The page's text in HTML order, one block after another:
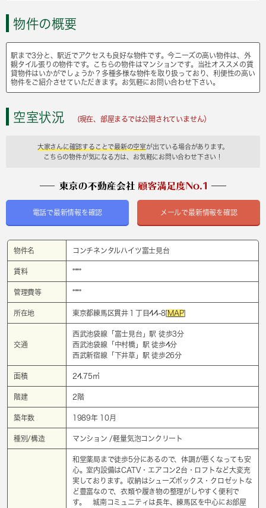
物件の概要
駅まで3分と、駅近でアクセスも良好な物件です。今ニーズの高い物件は、外
観タイル張りの物件です。こちらの物件はマンションです。当社オススメの賃
貸物件はいかがでしょうか？多種多様な物件を取り扱っており、利便性の高い
物件をご紹介させていただきます。お気軽にお問い合わせ下さい。
空室状況 (現在、部屋まるでは公開されていません）
大家さんに確認することで最新の空室が出ている場合があります。
こちらの物件が気になる方は、お気軽にお問い合わせ下さい！
電話で最新情報を確認 メールで最新情報を確認
物件名 コンチネンタルハイツ富士見台
賃料 ****
管理費等 ****
所在地 東京都練馬区貫井１丁目44-8[MAP]
交通
西武池袋線「 富士見台 」駅 徒歩3分
西武池袋線「 中村橋」駅 徒歩4分
西武新宿線「 下井草」駅 徒歩26分
面積 24.75㎡
階建 2階
築年数 1989年 10月
種別/構造 マンション /軽量気泡コンクリート
和堂薬局まで徒歩5分にあるので、体調が悪くなっても安
心。室内設備はCATV・エアコン2台・ロフトなど大変充
実しております。収納はシューズボックス・クロゼットな
ど豊富なので、衣類や履き物の整理がしやすく便利で
す。 城南コミュニティは長年、練馬区を中心にお部屋